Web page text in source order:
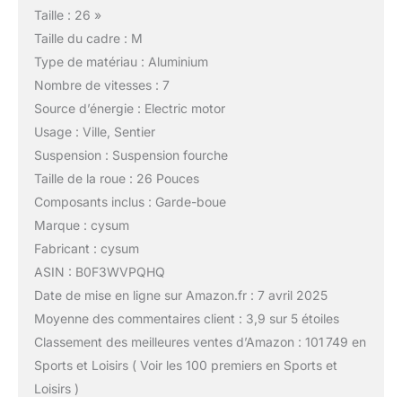
Taille : 26 »
Taille du cadre : M
Type de matériau : Aluminium
Nombre de vitesses : 7
Source d’énergie : Electric motor
Usage : Ville, Sentier
Suspension : Suspension fourche
Taille de la roue : 26 Pouces
Composants inclus : Garde-boue
Marque : cysum
Fabricant : cysum
ASIN : B0F3WVPQHQ
Date de mise en ligne sur Amazon.fr : 7 avril 2025
Moyenne des commentaires client : 3,9 sur 5 étoiles
Classement des meilleures ventes d’Amazon : 101 749 en
Sports et Loisirs ( Voir les 100 premiers en Sports et
Loisirs )